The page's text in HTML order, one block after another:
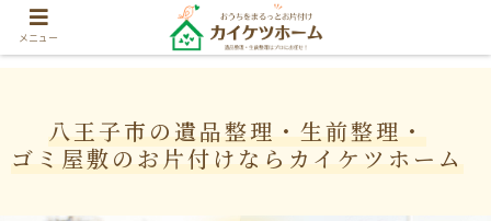
八王子市の遺品整理・生前整理・
ゴミ屋敷の お片付けなら カイケツホーム
メニュー